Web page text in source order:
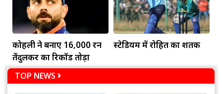
कोहली ने बनाए 16,000 रन
तेंदुलकर का रिकॉर्ड तोड़ा
स्टेडियम में रोहित का शतक
TOP NEWS